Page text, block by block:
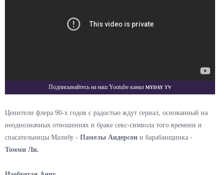
Подписывайтесь на наш Youtube канал Myday TV
Ценители флера 90-х годов с радостью ждут сериал, основанный на
неоднозначных отношениях и браке секс-символа того времени и
спасательницы Малибу - Памелы Андерсон и барабанщинка -
Томми Ли.